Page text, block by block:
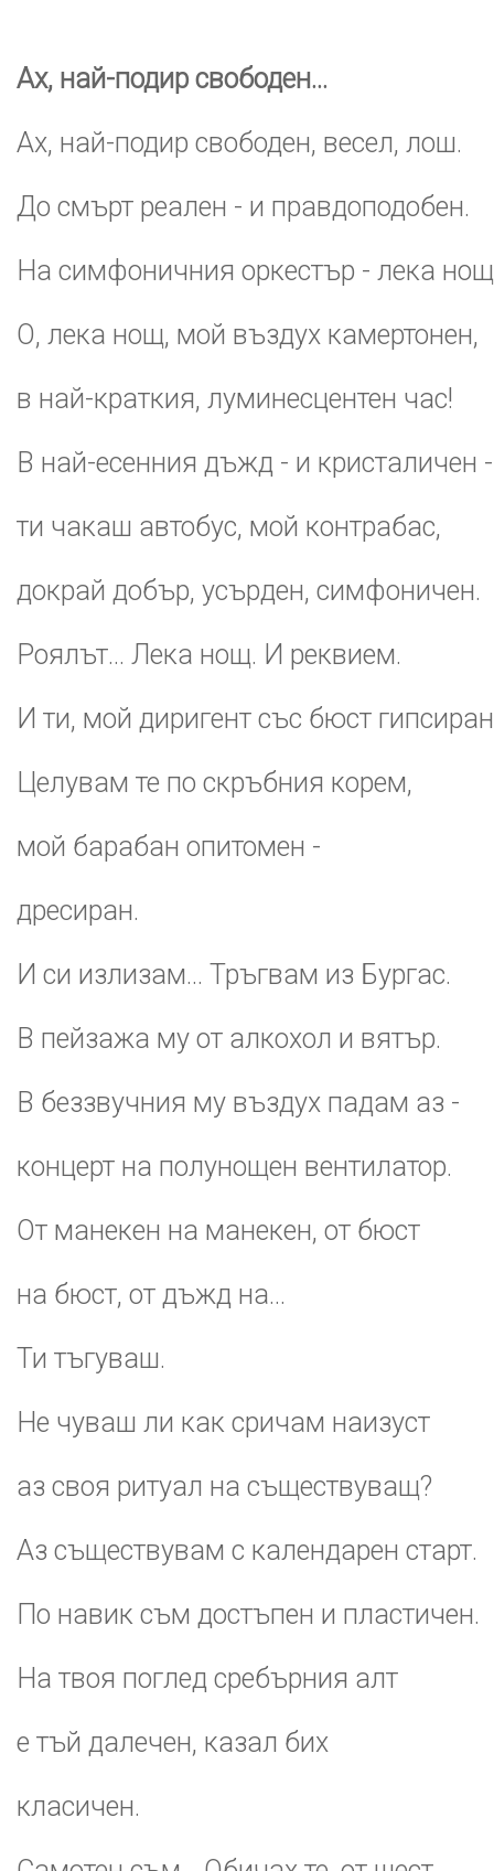
Ах, най-подир свободен...
Ах, най-подир свободен, весел, лош.
До смърт реален - и правдоподобен.
На симфоничния оркестър - лека
О, лека нощ, мой въздух камертонен,
в най-краткия, луминесцентен час!
В най-есенния дъжд - и кристаличен -
ти чакаш автобус, мой контрабас,
докрай добър, усърден, симфоничен.
Роялът... Лека нощ. И реквием.
И ти, мой диригент със бюст
Целувам те по скръбния корем,
мой барабан опитомен -
дресиран.
И си излизам... Тръгвам из Бургас.
В пейзажа му от алкохол и вятър.
В беззвучния му въздух падам аз -
концерт на полунощен вентилатор.
От манекен на манекен, от бюст
на бюст, от дъжд на...
Ти тъгуваш.
Не чуваш ли как сричам наизуст
аз своя ритуал на съществуващ?
Аз съществувам с календарен старт.
По навик съм достъпен и пластичен.
На твоя поглед сребърния алт
е тъй далечен, казал бих
класичен.